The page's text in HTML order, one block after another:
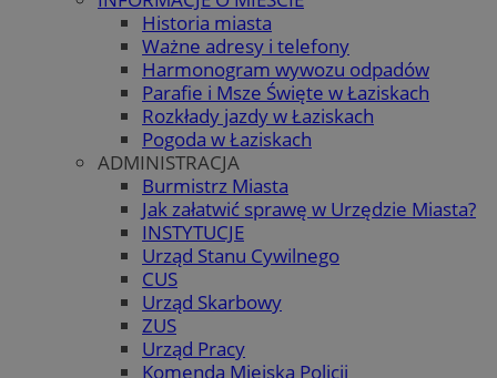
Historia miasta
Ważne adresy i telefony
Harmonogram wywozu odpadów
Parafie i Msze Święte w Łaziskach
Rozkłady jazdy w Łaziskach
Pogoda w Łaziskach
ADMINISTRACJA
Burmistrz Miasta
Jak załatwić sprawę w Urzędzie Miasta?
INSTYTUCJE
Urząd Stanu Cywilnego
CUS
Urząd Skarbowy
ZUS
Urząd Pracy
Komenda Miejska Policji